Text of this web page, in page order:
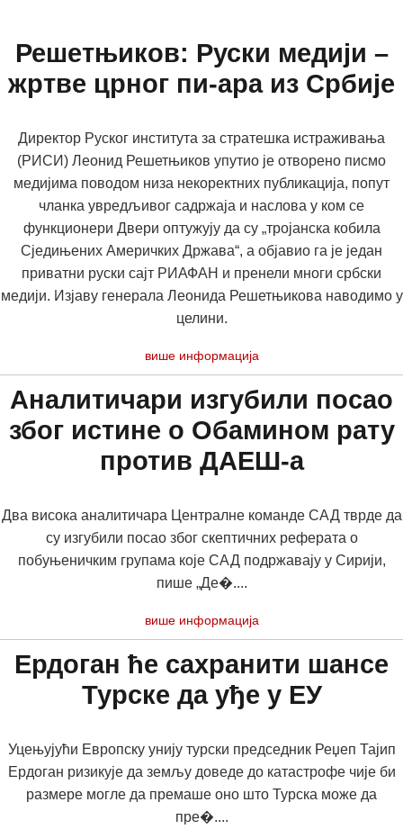
Решетњиков: Руски медији –
жртве црног пи-ара из Србије
Директор Руског института за стратешка истраживања
(РИСИ) Леонид Решетњиков упутио је отворено писмо
медијима поводом низа некоректних публикација, попут
чланка увредљивог садржаја и наслова у ком се
функционери Двери оптужују да су „тројанска кобила
Сједињених Америчких Држава“, а објавио га је један
приватни руски сајт РИАФАН и пренели многи србски
медији. Изјаву генерала Леонида Решетњикова наводимо у
целини.
више информација
Аналитичари изгубили посао
због истине о Обамином рату
против ДАЕШ-а
Два висока аналитичара Централне команде САД тврде да
су изгубили посао због скептичних реферата о
побуњеничким групама које САД подржавају у Сирији,
пише „Де�....
више информација
Ердоган ће сахранити шансе
Турске да уђе у ЕУ
Уцењујући Европску унију турски председник Реџеп Тајип
Ердоган ризикује да земљу доведе до катастрофе чије би
размере могле да премаше оно што Турска може да
пре�....